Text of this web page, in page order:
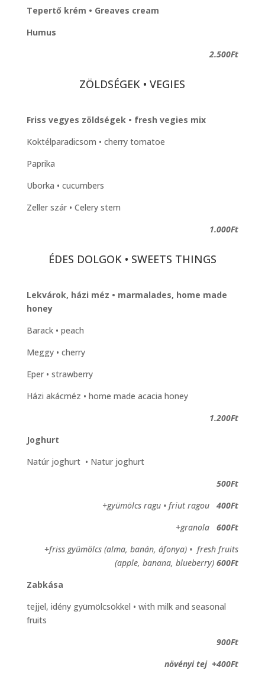
Tepertő krém • Greaves cream
Humus
2.500Ft
ZÖLDSÉGEK • VEGIES
Friss vegyes zöldségek • fresh vegies mix
Koktélparadicsom • cherry tomatoe
Paprika
Uborka • cucumbers
Zeller szár • Celery stem
1.000Ft
ÉDES DOLGOK • SWEETS THINGS
Lekvárok, házi méz • marmalades, home made
honey
Barack • peach
Meggy • cherry
Eper • strawberry
Házi akácméz • home made acacia honey
1.200Ft
Joghurt
Natúr joghurt • Natur joghurt
500Ft
+gyümölcs ragu • friut ragou 400Ft
+granola
600Ft
+friss gyümölcs (alma, banán, áfonya) • fresh fruits
(apple, banana,blueberry)600Ft
Zabkása
tejjel, idény gyümölcsökkel • with milk and seasonal
fruits
900Ft
növényi tej +400Ft